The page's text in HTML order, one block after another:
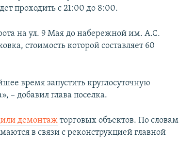
проходить с 21:00 до 8:00.
на ул. 9 Мая до набережной им. А.С.
стоимость которой составляет 60
время запустить круглосуточную
– добавил глава поселка.
демонтаж торговых объектов. По словам
в связи с реконструкцией главной